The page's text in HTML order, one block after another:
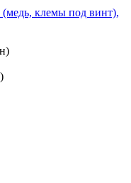
клемы под винт),